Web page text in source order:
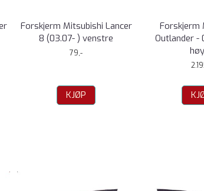
Forskjerm Mitsubishi Lancer
8 (03.07- ) venstre
79,-
KJØP
Forskjerm
Outlander -